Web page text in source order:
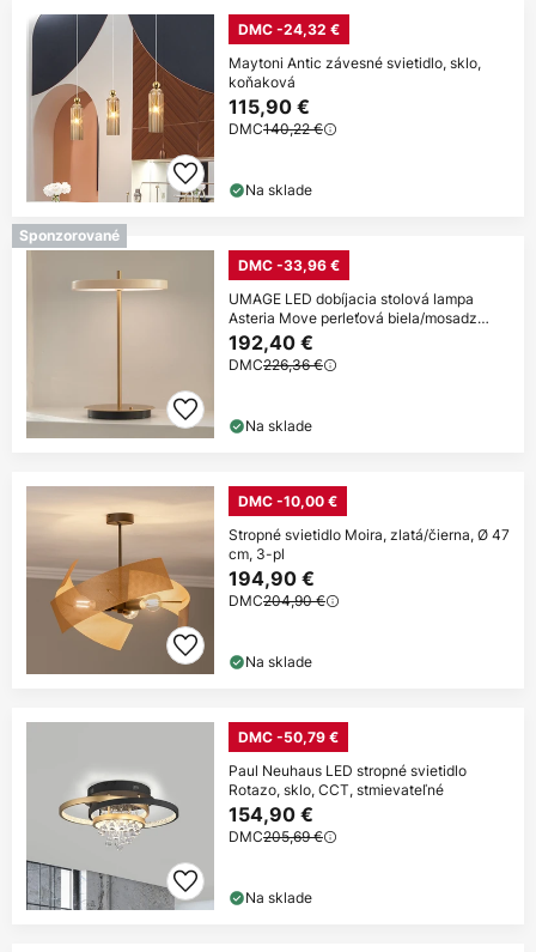
DMC -24,32 €
Maytoni Antic závesné svietidlo, sklo,
koňaková
115,90 €
DMC140,22 €
Na sklade
Sponzorované
DMC -33,96 €
UMAGE LED dobíjacia stolová lampa
Asteria Move perleťová biela/mosadz
31cm
192,40 €
DMC226,36 €
Na sklade
DMC -10,00 €
Stropné svietidlo Moira, zlatá/čierna, Ø 47
cm, 3-pl
194,90 €
DMC204,90 €
Na sklade
DMC -50,79 €
Paul Neuhaus LED stropné svietidlo
Rotazo, sklo, CCT, stmievateľné
154,90 €
DMC205,69 €
Na sklade